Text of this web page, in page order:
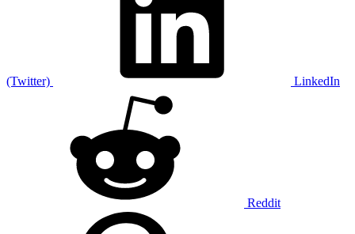
(Twitter) LinkedIn
Reddit